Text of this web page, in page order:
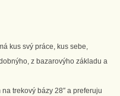
kus svý práce, kus sebe,
z bazarovýho základu a
na trekový bázy 28″ a preferuju